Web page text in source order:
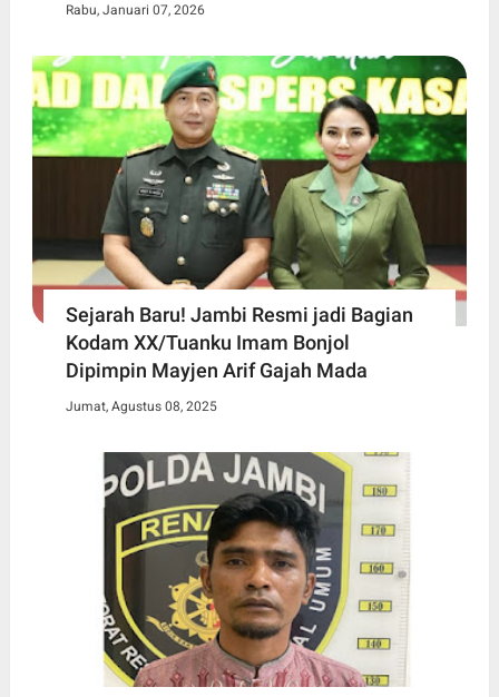
Rabu, Januari 07, 2026
Sejarah Baru! Jambi Resmi jadi Bagian
Kodam XX/Tuanku Imam Bonjol
Dipimpin Mayjen Arif Gajah Mada
Jumat, Agustus 08, 2025